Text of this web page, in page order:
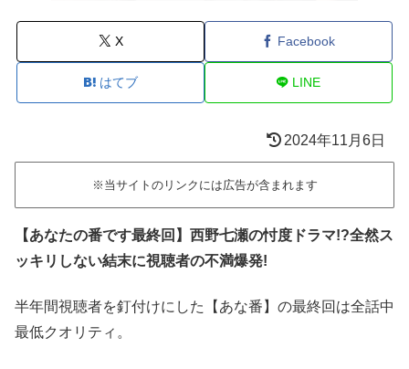
X Facebook
はてブ LINE
2024年11月6日
※当サイトのリンクには広告が含まれます
【あなたの番です最終回】西野七瀬の忖度ドラマ!?全然ス
ッキリしない結末に視聴者の不満爆発!
半年間視聴者を釘付けにした【あな番】の最終回は全話中
最低クオリティ。